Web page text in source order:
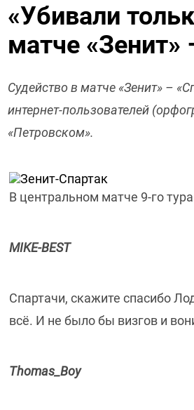
«Убивали
матче «Зенит»
Судейство в матче «Зенит» –
интернет-пользователей
«Петровском».
В центральном матче 9-го
MIKE-BEST
Спартачи, скажите спасибо
всё. И не было бы визгов и
Thomas_Boy